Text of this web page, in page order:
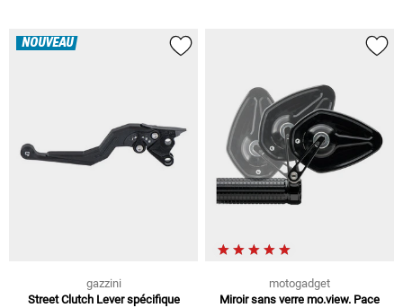
NOUVEAU
gazzini
Street Clutch Lever spécifique
motogadget
Miroir sans verre mo.view. Pace